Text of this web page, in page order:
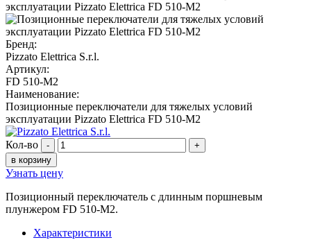
Бренд:
Pizzato Elettrica S.r.l.
Артикул:
FD 510-M2
Наименование:
Позиционные переключатели для тяжелых условий
эксплуатации Pizzato Elettrica FD 510-M2
Кол-во -
+
в корзину
Узнать цену
Позиционный переключатель с длинным поршневым
плунжером FD 510-M2.
Характеристики